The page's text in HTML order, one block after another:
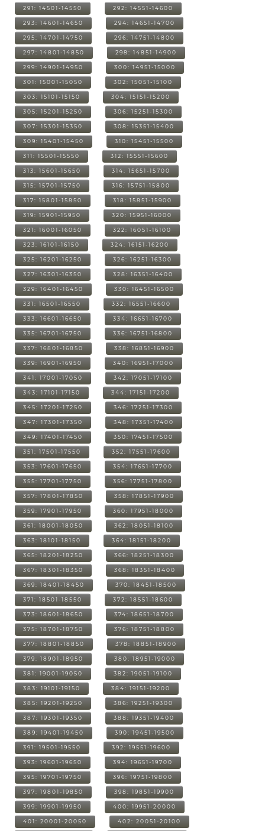
291: 14501-14550 292: 14551-14600
293: 14601-14650 294: 14651-14700
295: 14701-14750 296: 14751-14800
297: 14801-14850 298: 14851-14900
299: 14901-14950 300: 14951-15000
301: 15001-15050 302: 15051-15100
303: 15101-15150 304: 15151-15200
305: 15201-15250 306: 15251-15300
307: 15301-15350 308: 15351-15400
309: 15401-15450 310: 15451-15500
311: 15501-15550 312: 15551-15600
313: 15601-15650 314: 15651-15700
315: 15701-15750 316: 15751-15800
317: 15801-15850 318: 15851-15900
319: 15901-15950 320: 15951-16000
321: 16001-16050 322: 16051-16100
323: 16101-16150 324: 16151-16200
325: 16201-16250 326: 16251-16300
327: 16301-16350 328: 16351-16400
329: 16401-16450 330: 16451-16500
331: 16501-16550 332: 16551-16600
333: 16601-16650 334: 16651-16700
335: 16701-16750 336: 16751-16800
337: 16801-16850 338: 16851-16900
339: 16901-16950 340: 16951-17000
341: 17001-17050 342: 17051-17100
343: 17101-17150 344: 17151-17200
345: 17201-17250 346: 17251-17300
347: 17301-17350 348: 17351-17400
349: 17401-17450 350: 17451-17500
351: 17501-17550 352: 17551-17600
353: 17601-17650 354: 17651-17700
355: 17701-17750 356: 17751-17800
357: 17801-17850 358: 17851-17900
359: 17901-17950 360: 17951-18000
361: 18001-18050 362: 18051-18100
363: 18101-18150 364: 18151-18200
365: 18201-18250 366: 18251-18300
367: 18301-18350 368: 18351-18400
369: 18401-18450 370: 18451-18500
371: 18501-18550 372: 18551-18600
373: 18601-18650 374: 18651-18700
375: 18701-18750 376: 18751-18800
377: 18801-18850 378: 18851-18900
379: 18901-18950 380: 18951-19000
381: 19001-19050 382: 19051-19100
383: 19101-19150 384: 19151-19200
385: 19201-19250 386: 19251-19300
387: 19301-19350 388: 19351-19400
389: 19401-19450 390: 19451-19500
391: 19501-19550 392: 19551-19600
393: 19601-19650 394: 19651-19700
395: 19701-19750 396: 19751-19800
397: 19801-19850 398: 19851-19900
399: 19901-19950 400: 19951-20000
401: 20001-20050 402: 20051-20100